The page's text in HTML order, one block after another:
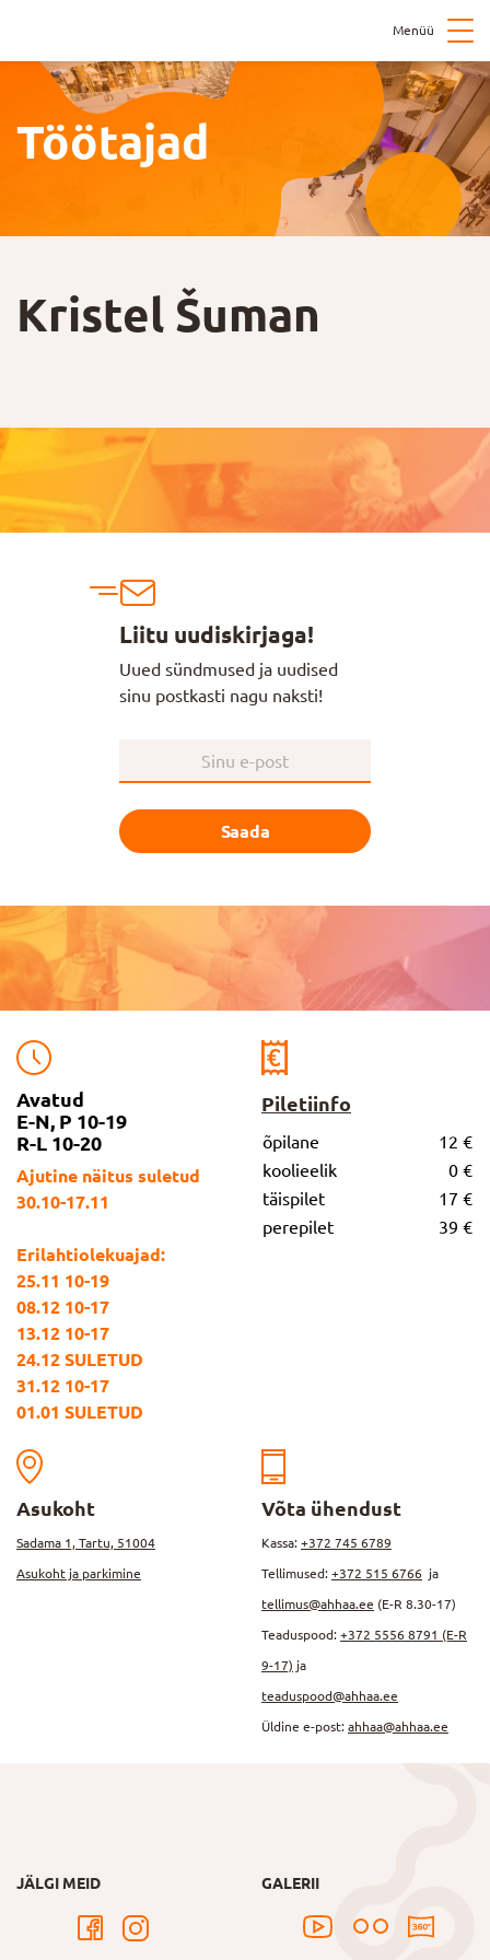
Menüü
Töötajad
Kristel Šuman
Liitu uudiskirjaga!
Uued sündmused ja uudised
sinu postkasti nagu naksti!
Saada
Avatud
E-N, P 10-19
R-L 10-20
Ajutine näitus suletud
30.10-17.11
Erilahtiolekuajad:
25.11 10-19
08.12 10-17
13.12 10-17
24.12 SULETUD
31.12 10-17
01.01 SULETUD
Piletiinfo
õpilane
12 €
koolieelik
0 €
täispilet
17 €
perepilet
39 €
Asukoht
Sadama 1, Tartu, 51004
Asukoht ja parkimine
Võta ühendust
Kassa: +372 745 6789
Tellimused: +372 515 6766 ja
tellimus@ahhaa.ee (E-R 8.30-17)
Teaduspood: +372 5556 8791 (E-R
9-17) ja
teaduspood@ahhaa.ee
Üldine e-post: ahhaa@ahhaa.ee
JÄLGI MEID GALERII